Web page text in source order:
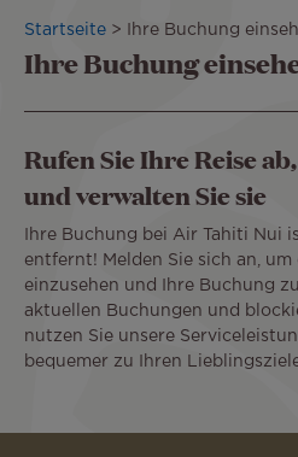
Pfadnavigation
Startseite Ihre Buchung
Ihre Buchung
Rufen Sie Ihre Reise
und verwalten Sie sie
Ihre Buchung bei Air Tahiti Nui
entfernt! Melden Sie sich an, um
einzusehen und Ihre Buchung
aktuellen Buchungen und
nutzen Sie unsere
bequemer zu Ihren